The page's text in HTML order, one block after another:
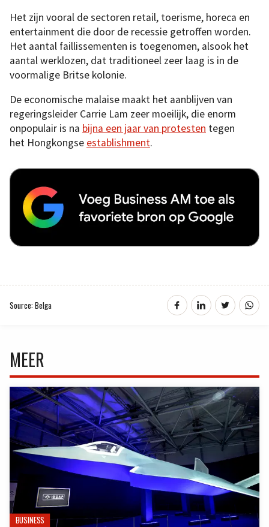
Het zijn vooral de sectoren retail, toerisme, horeca en
entertainment die door de recessie getroffen worden.
Het aantal faillissementen is toegenomen, alsook het
aantal werklozen, dat traditioneel zeer laag is in de
voormalige Britse kolonie.
De economische malaise maakt het aanblijven van
regeringsleider Carrie Lam zeer moeilijk, die enorm
onpopulair is na bijna een jaar van protesten tegen
het Hongkongse establishment.
Source: Belga
MEER
BUSINESS